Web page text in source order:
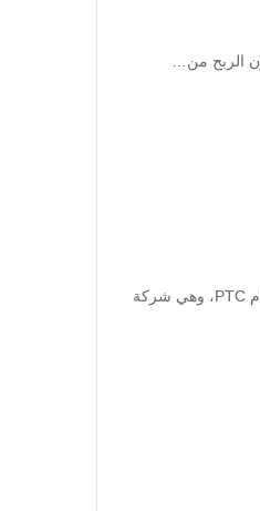
موقع Seosprint هو مؤسسة روسية عالمية، كانت قد تأسست خلال سنة 2010، وبعدها أصبحت الشركة تتبع لنظام PTC، وهي شركة